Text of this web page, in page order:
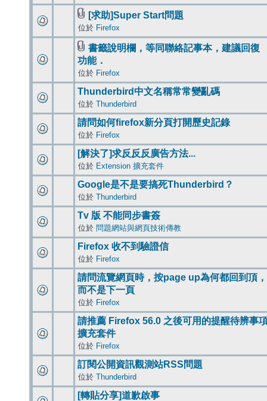
[求助]Super Start問題
位於 Firefox
書籤說明欄，等同聯絡記事本，建議回復
功能．
位於 Firefox
Thunderbird中文名稱常常變亂碼
位於 Thunderbird
請問如何firefox新分頁打開歷史記錄
位於 Firefox
[解決了]求反反反廣告方法...
位於 Extension 擴充套件
Google是不是要搞死Thunderbird？
位於 Thunderbird
Tv 版 不能同步書簽
位於 問題網站與網頁技術傳教
Firefox 收不到驗證信
位於 Firefox
請問流覽網頁時，按page up為何都回到頂，
而不是下一頁
位於 Firefox
請推薦 Firefox 56.0 之後可用的提醒待辨事
擴充套件
位於 Firefox
訂閱公開資訊觀測站RSS問題
位於 Thunderbird
[轉貼分享]道歉啟事